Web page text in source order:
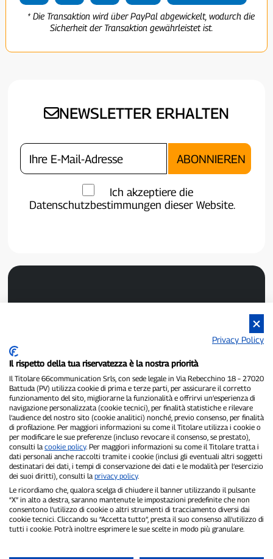
* Die Transaktion wird über PayPal abgewickelt, wodurch die
Sicherheit der Transaktion gewährleistet ist.
NEWSLETTER ERHALTEN
Ich akzeptiere die
Datenschutzbestimmungen dieser Website.
Registrierungsnummer 1/2021 vom 1.2.2021 – Gericht Pavia.
Inhaber und Herausgeber:66communication Srls– USt-IdNr.
02798890188.
Chefredakteur:Alessandro Secchi – Stellvertretender Chefredakteur:
Federico Benedusi.
Datenschutzrichtlinie–Cookie-Richtlinie
„Wenn es wirklich passiert ist, findet man es auf P300.it.“
Copyright © P300.it 2012–2026
Privacy Policy
Il rispetto della tua riservatezza è la nostra priorità
Il Titolare 66communication Srls, con sede legale in Via Rebecchino 18 – 27020
Battuda (PV) utilizza cookie di prima e terze parti, per assicurare il corretto
funzionamento del sito, migliorarne la funzionalità e offrirvi un’esperienza di
navigazione personalizzata (cookie tecnici), per finalità statistiche e rilevare
l’audience del nostro sito (cookie analitici) nonché, previo consenso, per finalità
di profilazione. Per maggiori informazioni su come il Titolare utilizza i cookie o
per modificare le sue preferenze (incluso revocare il consenso, se prestato),
consulti la cookie policy. Per maggiori informazioni su come il Titolare tratta i
dati personali anche raccolti tramite i cookie (inclusi gli eventuali altri soggetti
destinatari dei dati, i tempi di conservazione dei dati e le modalità per l’esercizio
dei suoi diritti), consulti la privacy policy.
Le ricordiamo che, qualora scelga di chiudere il banner utilizzando il pulsante
“X” in alto a destra, saranno mantenute le impostazioni predefinite che non
consentono l’utilizzo di cookie o altri strumenti di tracciamento diversi dai
cookie tecnici. Cliccando su “Accetta tutto”, presta il suo consenso all’utilizzo di
tutti i cookie. Potrà inoltre esprimere le sue scelte in modo più granulare.